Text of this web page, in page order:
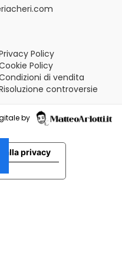
Policy
Policy
di vendita
controversie
by
alla privacy